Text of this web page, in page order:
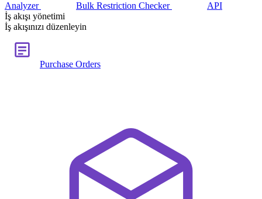
Analyzer Bulk Restriction Checker
API
İş akışı yönetimi
İş akışınızı düzenleyin
Purchase Orders